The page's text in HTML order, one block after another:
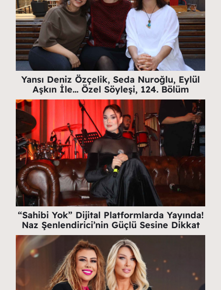
Yansı Deniz Özçelik, Seda Nuroğlu, Eylül
Aşkın İle… Özel Söyleşi, 124. Bölüm
“Sahibi Yok” Dijital Platformlarda Yayında!
Naz Şenlendirici’nin Güçlü Sesine Dikkat